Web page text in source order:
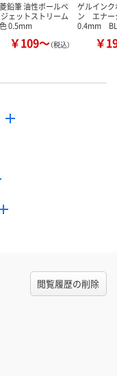
鉛筆 油性ボールペ
ジェットストリーム
0.5mm
￥109～（税込）
ゲルイン
ン エナ
0.4mm
￥
閲覧履歴の削除